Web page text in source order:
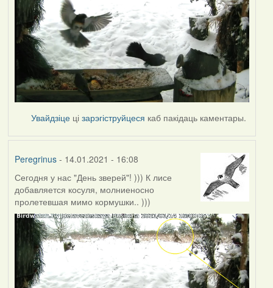
Увайдзіце цізарэгіструйцеся каб пакідаць каментары.
Peregrinus- 14.01.2021 - 16:08
Сегодня у нас "День зверей"! ))) К лисе
добавляется косуля, молниеносно
пролетевшая мимо кормушки.. )))